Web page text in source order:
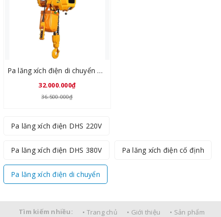
Pa lăng xích điện di chuyển KYOTO 5 tấn x 6 mét HHTV 05-02D
32.000.000₫
36.500.000₫
Pa lăng xích điện DHS 220V
Pa lăng xích điện DHS 380V Pa lăng xích điện cố định
Pa lăng xích điện di chuyển
Tìm kiếm nhiều: • Trang chủ • Giới thiệu • Sản phẩm